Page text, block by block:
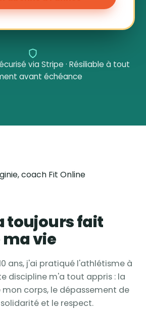
via Stripe · Résiliable à tout
avant échéance
toujours fait
vie
ans, j'ai pratiqué l'athlétisme à
discipline m'a tout appris : la
corps, le dépassement de
et le respect.